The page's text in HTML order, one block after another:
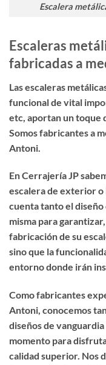
Escalera
Escaleras
fabricadas a
Las escaleras
funcional de vital
etc, aportan un toque
Somos fabricantes a
Antoni
En Cerrajería JP
escalera de exterior
cuenta tanto el
misma para
fabricación de su
sino que la
entorno donde irán
Como fabricantes
Antoni, conocemos
diseños de
momento para
calidad superior. Nos